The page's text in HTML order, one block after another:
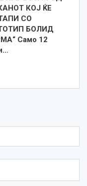
КОЈ ЌЕ
СО
БОЛИД
Само 12